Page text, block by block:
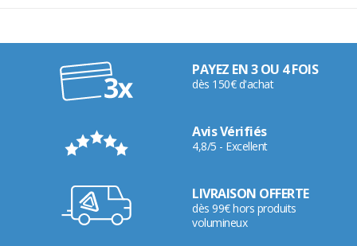
PAYEZ EN 3 OU 4 FOIS
dès 150€ d'achat
Avis Vérifiés
4,8/5 - Excellent
LIVRAISON OFFERTE
dès 99€ hors produits
volumineux